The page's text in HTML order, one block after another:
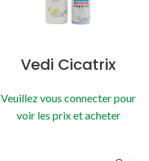
Vedi Cicatrix
Veuillez vous connecter pour
voir les prix et acheter